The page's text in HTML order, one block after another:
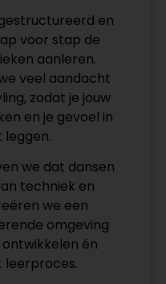
en
voor stap de
aanleren.
veel aandacht
zodat je jouw
en je gevoel in
leggen.
we dat dansen
techniek en
we een
omgeving
én
leerproces.